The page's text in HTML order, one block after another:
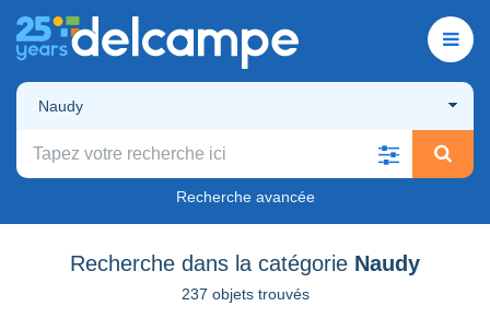
Naudy
Recherche avancée
Recherche dans la catégorie Naudy
237 objets trouvés